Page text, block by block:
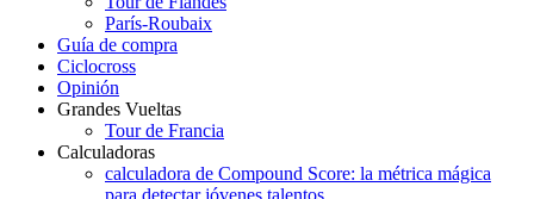
París-Roubaix
Guía de compra
Ciclocross
Opinión
Grandes Vueltas
Tour de Francia
Calculadoras
calculadora de Compound Score: la métrica mágica
para detectar jóvenes talentos